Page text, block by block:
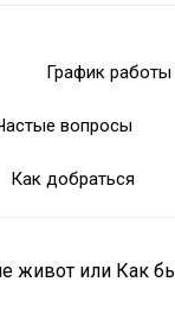
График работы
вопросы
Как добраться
или Как